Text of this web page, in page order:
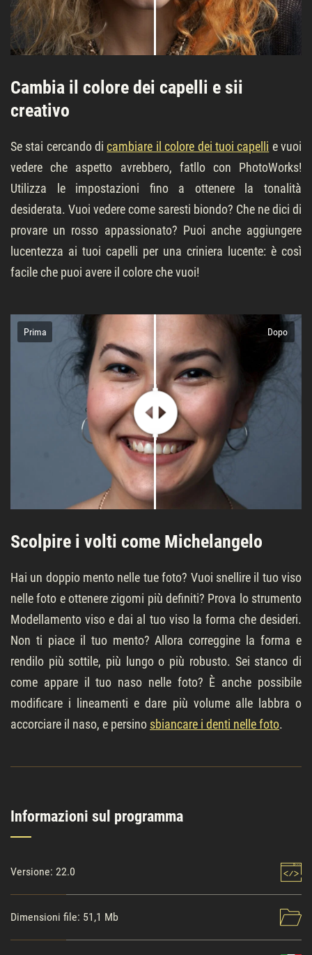
Cambia il colore dei capelli e sii
creativo
Se stai cercando dicambiare il colore dei tuoi capelli e vuoi
vedere che aspetto avrebbero, fatllo con PhotoWorks!
Utilizza le impostazioni fino a ottenere la tonalità
desiderata. Vuoi vedere come saresti biondo? Che ne dici di
provare un rosso appassionato? Puoi anche aggiungere
lucentezza ai tuoi capelli per una criniera lucente: è così
facile che puoi avere il colore che vuoi!
Scolpire i volti come Michelangelo
Hai un doppio mento nelle tue foto? Vuoi snellire il tuo viso
nelle foto e ottenere zigomi più definiti? Prova lo strumento
Modellamento viso e dai al tuo viso la forma che desideri.
Non ti piace il tuo mento? Allora correggine la forma e
rendilo più sottile, più lungo o più robusto. Sei stanco di
come appare il tuo naso nelle foto? È anche possibile
modificare i lineamenti e dare più volume alle labbra o
accorciare il naso, e persino sbiancare i denti nelle foto.
Prima Dopo
Informazioni sul programma
Versione: 22.0
Dimensioni file: 51,1 Mb